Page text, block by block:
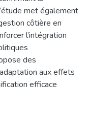
met également
côtière en
l’intégration
des
aux effets
efficace